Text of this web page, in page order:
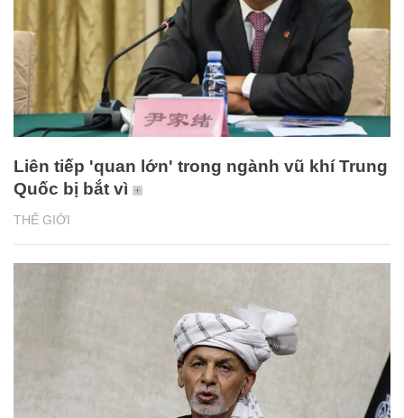
THẾ GIỚI
Liên tiếp 'quan lớn' trong ngành vũ khí Trung
Quốc bị bắt vì